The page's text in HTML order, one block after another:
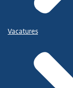
Vacatures